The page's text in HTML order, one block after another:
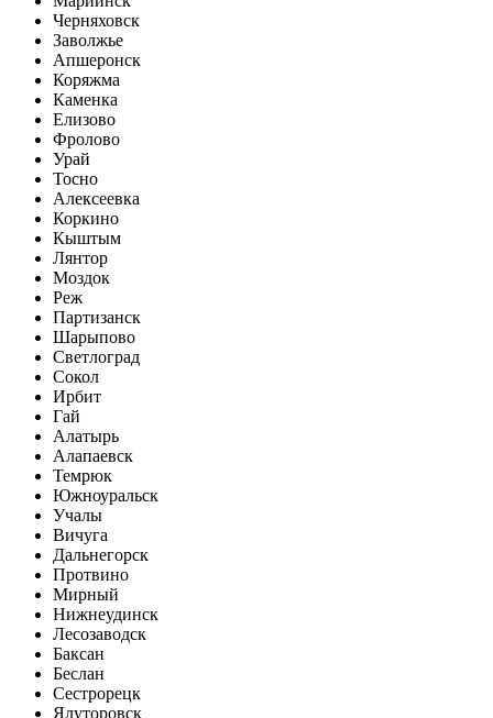
Черняховск
Заволжье
Апшеронск
Коряжма
Каменка
Елизово
Фролово
Урай
Тосно
Алексеевка
Коркино
Кыштым
Лянтор
Моздок
Реж
Партизанск
Шарыпово
Светлоград
Сокол
Ирбит
Гай
Алатырь
Алапаевск
Темрюк
Южноуральск
Учалы
Вичуга
Дальнегорск
Протвино
Мирный
Нижнеудинск
Лесозаводск
Баксан
Беслан
Сестрорецк
Ялуторовск